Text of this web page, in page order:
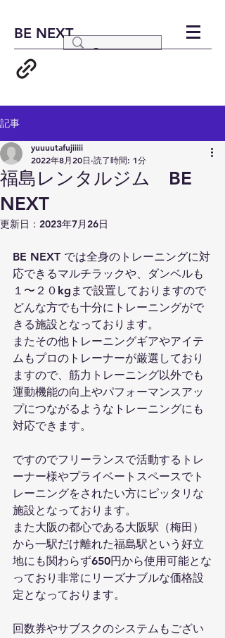
BE NEXT
記事
福島レンタルジム BE
NEXT
yuuuutafujiiiii
2022年8月20日 読了時間: 1分
更新日： 2023年7月26日
BE NEXT では全身のトレーニングに対
応できるマルチラックや、ダンベルも
１〜２０kgまで設置しておりますので
どんな方でも十分にトレーニングがで
きる施設となっております。
またその他トレーニングギアやアイテ
ムもプロのトレーナーが厳選しており
ますので、筋力トレーニング以外でも
運動機能の向上やパフォーマンスアッ
プにつながるようなトレーニングにも
対応できます。
ですのでフリーランスで活動するトレ
ーナー様やプライベートスペースでト
レーニングをされたい方にピッタリな
施設となっております。
また大阪の都心である大阪駅（梅田）
から一駅だけ離れた福島駅という好立
地にも関わらず650円から使用可能とな
っており非常にリーズナブルな価格設
定となっております。
回数券やサブスクのシステムもござい